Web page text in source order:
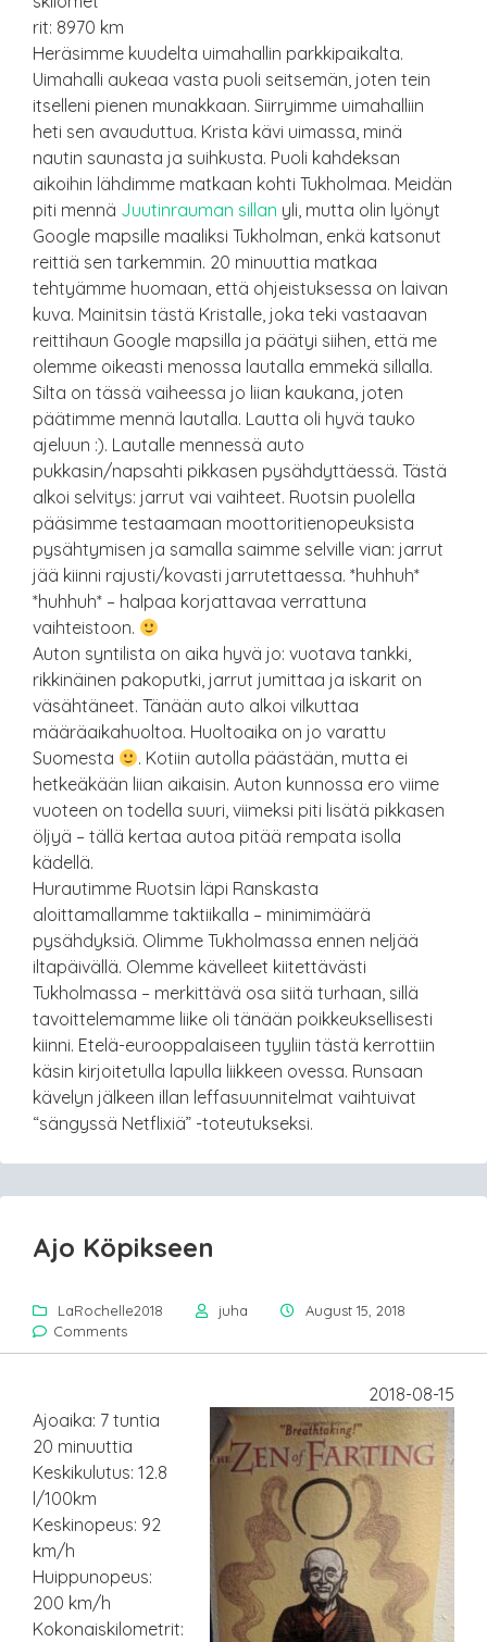
rit: 8970 km
Heräsimme kuudelta uimahallin parkkipaikalta.
Uimahalli aukeaa vasta puoli seitsemän, joten tein
itselleni pienen munakkaan. Siirryimme uimahalliin
heti sen avauduttua. Krista kävi uimassa, minä
nautin saunasta ja suihkusta. Puoli kahdeksan
aikoihin lähdimme matkaan kohti Tukholmaa. Meidän
piti mennä Juutinrauman sillan yli, mutta olin lyönyt
Google mapsille maaliksi Tukholman, enkä katsonut
reittiä sen tarkemmin. 20 minuuttia matkaa
tehtyämme huomaan, että ohjeistuksessa on laivan
kuva. Mainitsin tästä Kristalle, joka teki vastaavan
reittihaun Google mapsilla ja päätyi siihen, että me
olemme oikeasti menossa lautalla emmekä sillalla.
Silta on tässä vaiheessa jo liian kaukana, joten
päätimme mennä lautalla. Lautta oli hyvä tauko
ajeluun :). Lautalle mennessä auto
pukkasin/napsahti pikkasen pysähdyttäessä. Tästä
alkoi selvitys: jarrut vai vaihteet. Ruotsin puolella
pääsimme testaamaan moottoritienopeuksista
pysähtymisen ja samalla saimme selville vian: jarrut
jää kiinni rajusti/kovasti jarrutettaessa. *huhhuh*
*huhhuh* – halpaa korjattavaa verrattuna
vaihteistoon.
Auton syntilista on aika hyvä jo: vuotava tankki,
rikkinäinen pakoputki, jarrut jumittaa ja iskarit on
väsähtäneet. Tänään auto alkoi vilkuttaa
määräaikahuoltoa. Huoltoaika on jo varattu
Suomesta
. Kotiin autolla päästään, mutta ei
hetkeäkään liian aikaisin. Auton kunnossa ero viime
vuoteen on todella suuri, viimeksi piti lisätä pikkasen
öljyä – tällä kertaa autoa pitää rempata isolla
kädellä.
Hurautimme Ruotsin läpi Ranskasta
aloittamallamme taktiikalla – minimimäärä
pysähdyksiä. Olimme Tukholmassa ennen neljää
iltapäivällä. Olemme kävelleet kiitettävästi
Tukholmassa – merkittävä osa siitä turhaan, sillä
tavoittelemamme liike oli tänään poikkeuksellisesti
kiinni. Etelä-eurooppalaiseen tyyliin tästä kerrottiin
käsin kirjoitetulla lapulla liikkeen ovessa. Runsaan
kävelyn jälkeen illan leffasuunnitelmat vaihtuivat
“sängyssä Netflixiä” -toteutukseksi.
Ajo Köpikseen
LaRochelle2018 juha
August 15, 2018
Comments
2018-08-15
Ajoaika: 7 tuntia
20 minuuttia
Keskikulutus: 12.8
l/100km
Keskinopeus: 92
km/h
Huippunopeus:
200 km/h
Kokonaiskilometrit: